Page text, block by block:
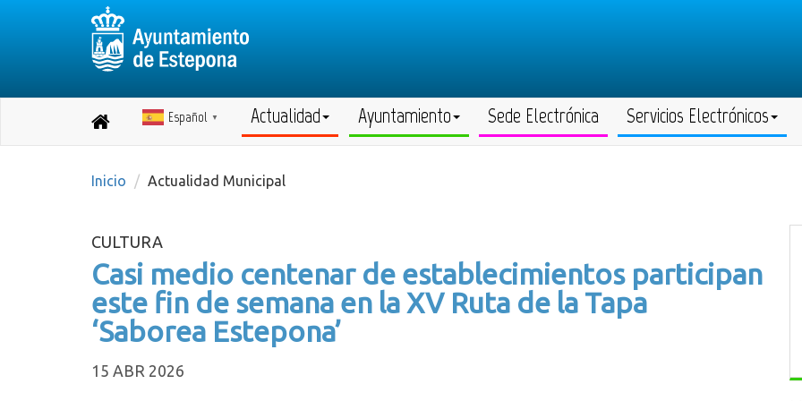
Destino:
inicio
Español ▼ Actualidad Ayuntamiento Sede Electrónica Servicios Electrónicos
Inicio Actualidad Municipal
CULTURA
Casi medio centenar de establecimientos participan
este fin de semana en la XV Ruta de la Tapa
‘Saborea Estepona’
15 ABR 2026